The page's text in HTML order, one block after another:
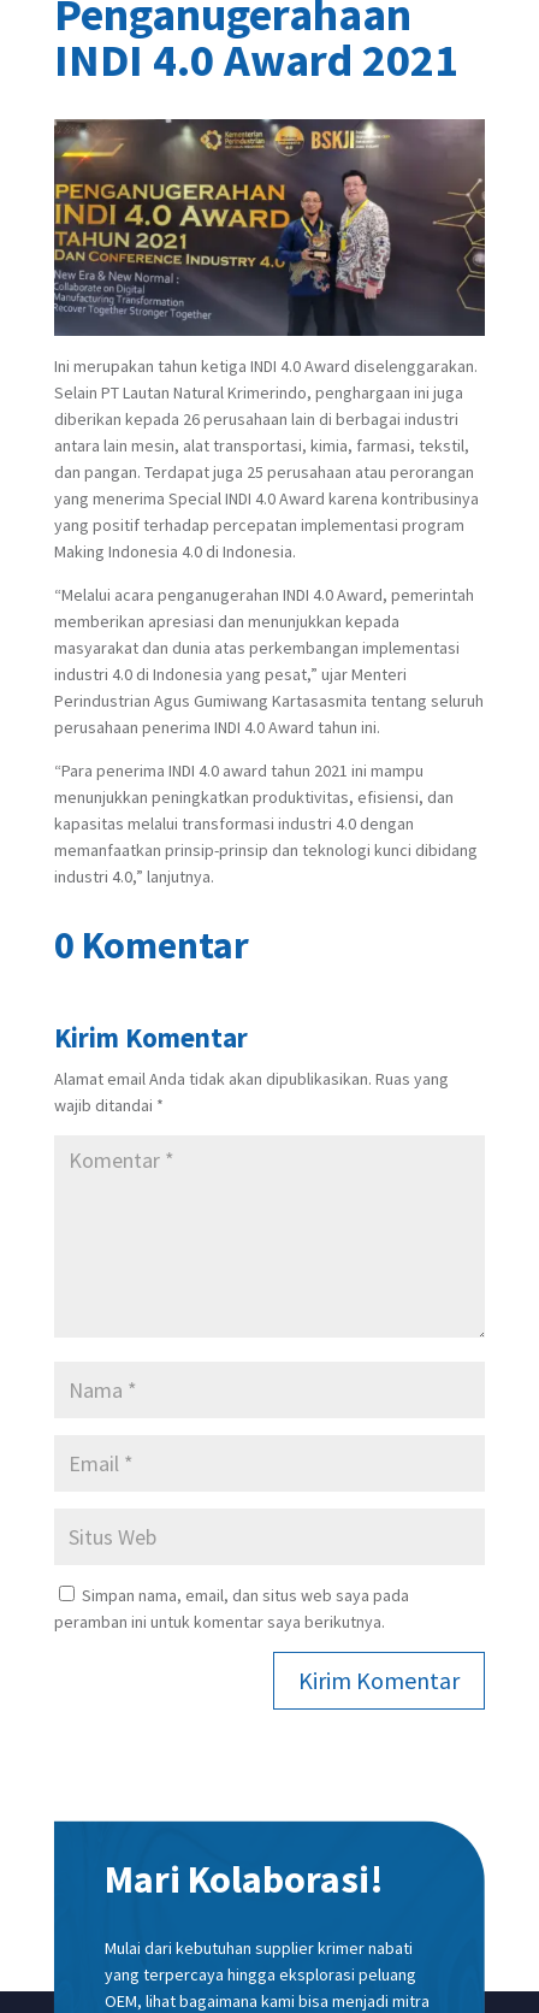
Penganugerahaan
INDI 4.0 Award 2021
Ini merupakan tahun ketiga INDI 4.0 Award diselenggarakan.
Selain PT Lautan Natural Krimerindo, penghargaan ini juga
diberikan kepada 26 perusahaan lain di berbagai industri
antara lain mesin, alat transportasi, kimia, farmasi, tekstil,
dan pangan. Terdapat juga 25 perusahaan atau perorangan
yang menerima Special INDI 4.0 Award karena kontribusinya
yang positif terhadap percepatan implementasi program
Making Indonesia 4.0 di Indonesia.
“Melalui acara penganugerahan INDI 4.0 Award, pemerintah
memberikan apresiasi dan menunjukkan kepada
masyarakat dan dunia atas perkembangan implementasi
industri 4.0 di Indonesia yang pesat,” ujar Menteri
Perindustrian Agus Gumiwang Kartasasmita tentang seluruh
perusahaan penerima INDI 4.0 Award tahun ini.
“Para penerima INDI 4.0 award tahun 2021 ini mampu
menunjukkan peningkatkan produktivitas, efisiensi, dan
kapasitas melalui transformasi industri 4.0 dengan
memanfaatkan prinsip-prinsip dan teknologi kunci dibidang
industri 4.0,” lanjutnya.
0 Komentar
Kirim Komentar
Alamat email Anda tidak akan dipublikasikan. Ruas yang
wajib ditandai *
Simpan nama, email, dan situs web saya pada
peramban ini untuk komentar saya berikutnya.
Kirim Komentar
Mari Kolaborasi!
Mulai dari kebutuhan supplier krimer nabati
yang terpercaya hingga eksplorasi peluang
OEM, lihat bagaimana kami bisa menjadi mitra